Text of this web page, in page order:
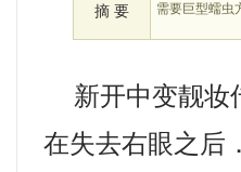
摘 要
需要巨型蠕虫
新开中变靓妆
在失去右眼之后